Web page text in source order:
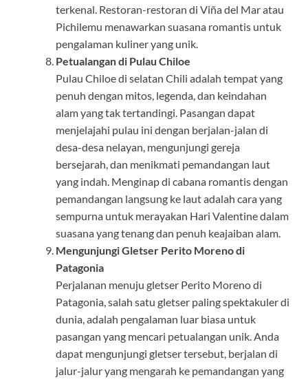
terkenal. Restoran-restoran di Viña del Mar atau
Pichilemu menawarkan suasana romantis untuk
pengalaman kuliner yang unik.
Petualangan di Pulau Chiloe
Pulau Chiloe di selatan Chili adalah tempat yang
penuh dengan mitos, legenda, dan keindahan
alam yang tak tertandingi. Pasangan dapat
menjelajahi pulau ini dengan berjalan-jalan di
desa-desa nelayan, mengunjungi gereja
bersejarah, dan menikmati pemandangan laut
yang indah. Menginap di cabana romantis dengan
pemandangan langsung ke laut adalah cara yang
sempurna untuk merayakan Hari Valentine dalam
suasana yang tenang dan penuh keajaiban alam.
Mengunjungi Gletser Perito Moreno di
Patagonia
Perjalanan menuju gletser Perito Moreno di
Patagonia, salah satu gletser paling spektakuler di
dunia, adalah pengalaman luar biasa untuk
pasangan yang mencari petualangan unik. Anda
dapat mengunjungi gletser tersebut, berjalan di
jalur-jalur yang mengarah ke pemandangan yang